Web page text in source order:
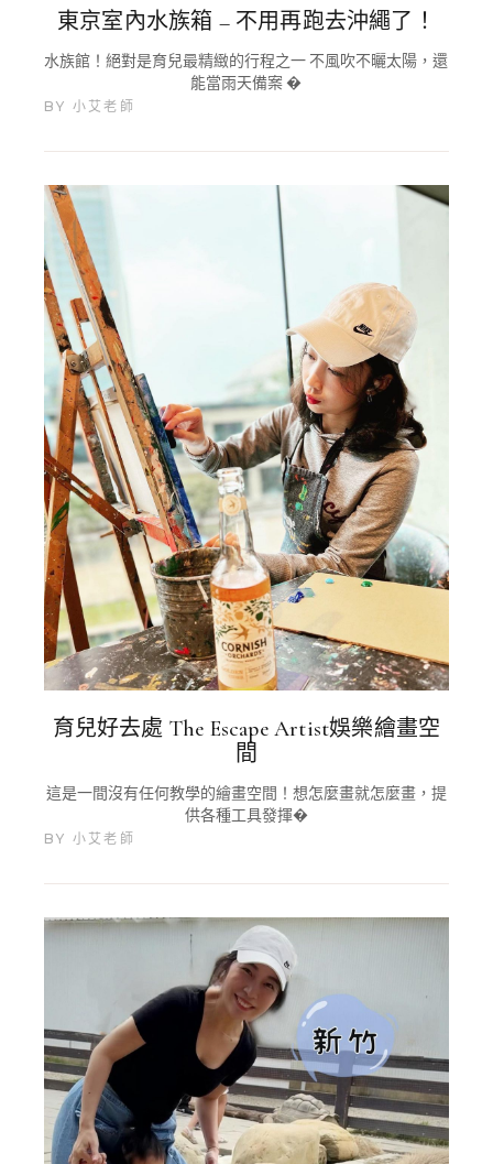
東京室內水族箱 – 不用再跑去沖繩了！
水族館！絕對是育兒最精緻的行程之一 不風吹不曬太陽，還
能當雨天備案 �
BY 小艾老師
育兒好去處 The Escape Artist娛樂繪畫空
間
這是一間沒有任何教學的繪畫空間！想怎麼畫就怎麼畫，提
供各種工具發揮�
BY 小艾老師